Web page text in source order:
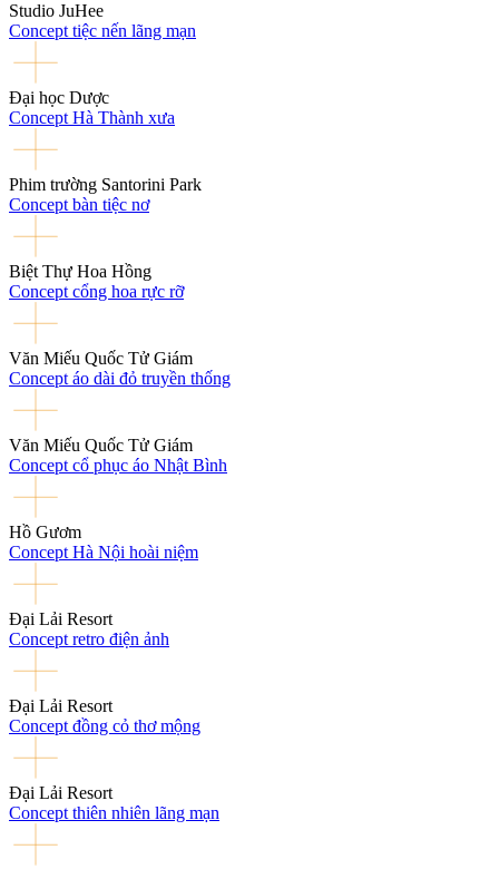
Studio JuHee
Concept tiệc nến lãng mạn
Đại học Dược
Concept Hà Thành xưa
Phim trường Santorini Park
Concept bàn tiệc nơ
Biệt Thự Hoa Hồng
Concept cổng hoa rực rỡ
Văn Miếu Quốc Tử Giám
Concept áo dài đỏ truyền thống
Văn Miếu Quốc Tử Giám
Concept cổ phục áo Nhật Bình
Hồ Gươm
Concept Hà Nội hoài niệm
Đại Lải Resort
Concept retro điện ảnh
Đại Lải Resort
Concept đồng cỏ thơ mộng
Đại Lải Resort
Concept thiên nhiên lãng mạn